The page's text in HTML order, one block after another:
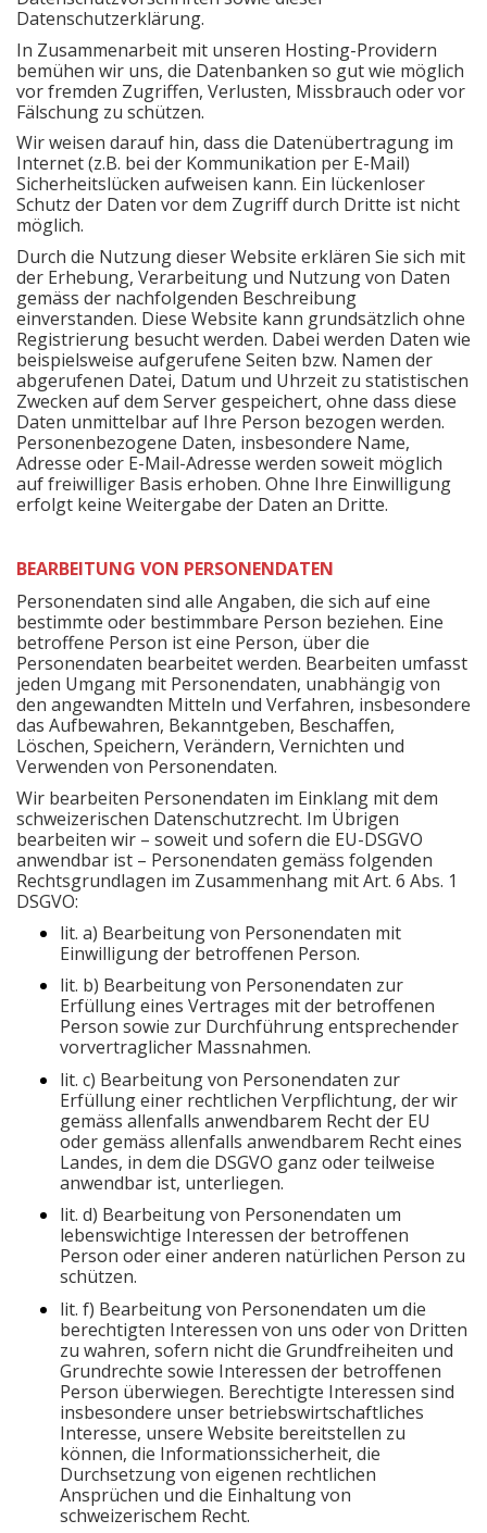
Datenschutzerklärung.
In Zusammenarbeit mit unseren Hosting-Providern
bemühen wir uns, die Datenbanken so gut wie möglich
vor fremden Zugriffen, Verlusten, Missbrauch oder vor
Fälschung zu schützen.
Wir weisen darauf hin, dass die Datenübertragung im
Internet (z.B. bei der Kommunikation per E-Mail)
Sicherheitslücken aufweisen kann. Ein lückenloser
Schutz der Daten vor dem Zugriff durch Dritte ist nicht
möglich.
Durch die Nutzung dieser Website erklären Sie sich mit
der Erhebung, Verarbeitung und Nutzung von Daten
gemäss der nachfolgenden Beschreibung
einverstanden. Diese Website kann grundsätzlich ohne
Registrierung besucht werden. Dabei werden Daten wie
beispielsweise aufgerufene Seiten bzw. Namen der
abgerufenen Datei, Datum und Uhrzeit zu statistischen
Zwecken auf dem Server gespeichert, ohne dass diese
Daten unmittelbar auf Ihre Person bezogen werden.
Personenbezogene Daten, insbesondere Name,
Adresse oder E-Mail-Adresse werden soweit möglich
auf freiwilliger Basis erhoben. Ohne Ihre Einwilligung
erfolgt keine Weitergabe der Daten an Dritte.
BEARBEITUNG VON PERSONENDATEN
Personendaten sind alle Angaben, die sich auf eine
bestimmte oder bestimmbare Person beziehen. Eine
betroffene Person ist eine Person, über die
Personendaten bearbeitet werden. Bearbeiten umfasst
jeden Umgang mit Personendaten, unabhängig von
den angewandten Mitteln und Verfahren, insbesondere
das Aufbewahren, Bekanntgeben, Beschaffen,
Löschen, Speichern, Verändern, Vernichten und
Verwenden von Personendaten.
Wir bearbeiten Personendaten im Einklang mit dem
schweizerischen Datenschutzrecht. Im Übrigen
bearbeiten wir – soweit und sofern die EU-DSGVO
anwendbar ist – Personendaten gemäss folgenden
Rechtsgrundlagen im Zusammenhang mit Art. 6 Abs. 1
DSGVO:
lit. a) Bearbeitung von Personendaten mit
Einwilligung der betroffenen Person.
lit. b) Bearbeitung von Personendaten zur
Erfüllung eines Vertrages mit der betroffenen
Person sowie zur Durchführung entsprechender
vorvertraglicher Massnahmen.
lit. c) Bearbeitung von Personendaten zur
Erfüllung einer rechtlichen Verpflichtung, der wir
gemäss allenfalls anwendbarem Recht der EU
oder gemäss allenfalls anwendbarem Recht eines
Landes, in dem die DSGVO ganz oder teilweise
anwendbar ist, unterliegen.
lit. d) Bearbeitung von Personendaten um
lebenswichtige Interessen der betroffenen
Person oder einer anderen natürlichen Person zu
schützen.
lit. f) Bearbeitung von Personendaten um die
berechtigten Interessen von uns oder von Dritten
zu wahren, sofern nicht die Grundfreiheiten und
Grundrechte sowie Interessen der betroffenen
Person überwiegen. Berechtigte Interessen sind
insbesondere unser betriebswirtschaftliches
Interesse, unsere Website bereitstellen zu
können, die Informationssicherheit, die
Durchsetzung von eigenen rechtlichen
Ansprüchen und die Einhaltung von
schweizerischem Recht.